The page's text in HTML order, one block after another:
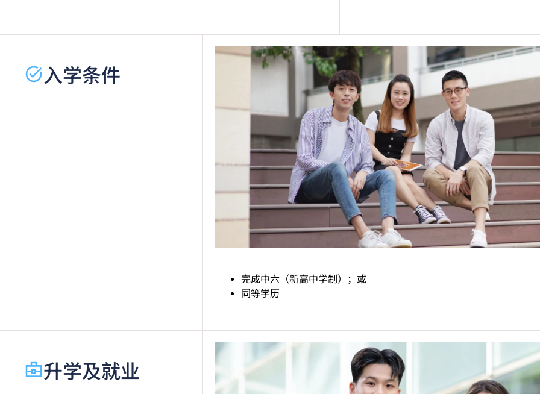
学生或须于其他VTC院校上课。
的院校／分校／上课地点。
入学条件
完成中六（新高中学制）；或
同等学历
升学及就业